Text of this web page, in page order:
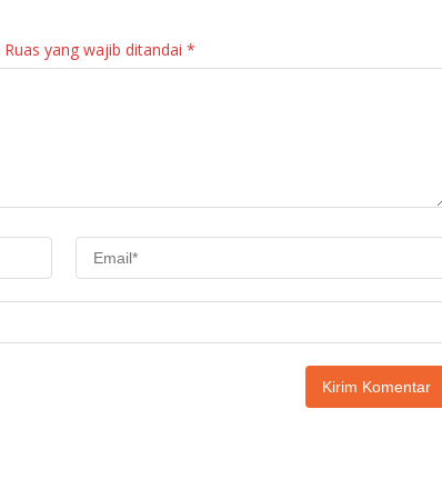
Ruas yang wajib ditandai *